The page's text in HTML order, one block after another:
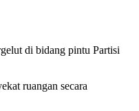
di bidang pintu Partisi
ruangan secara